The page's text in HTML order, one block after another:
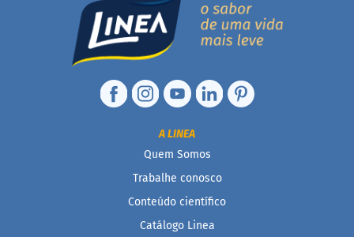
A LINEA
Quem Somos
Trabalhe conosco
Conteúdo científico
Catálogo Linea